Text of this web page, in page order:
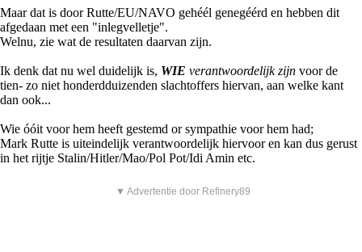
Maar dat is door Rutte/EU/NAVO gehéél genegéérd en hebben dit
afgedaan met een "inlegvelletje".
Welnu, zie wat de resultaten daarvan zijn.
Ik denk dat nu wel duidelijk is, WIE verantwoordelijk zijn voor de
tien- zo niet honderdduizenden slachtoffers hiervan, aan welke kant
dan ook...
Wie óóit voor hem heeft gestemd or sympathie voor hem had;
Mark Rutte is uiteindelijk verantwoordelijk hiervoor en kan dus gerust
in het rijtje Stalin/Hitler/Mao/Pol Pot/Idi Amin etc.
▼ Advertentie door Refinery89